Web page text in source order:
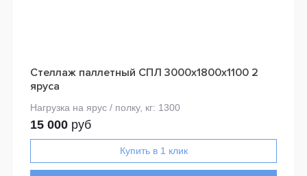
Стеллаж паллетный СПЛ 3000х1800х1100 2
яруса
15 000 руб